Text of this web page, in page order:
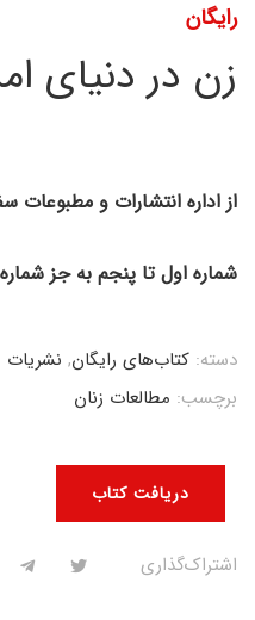
رایگان
زن در دنیای
از اداره انتشارات و مطبوعات
شماره اول تا پنجم به جز
دریافت کتاب
دسته: کتاب‌های رایگان, نشریات
برچسب: مطالعات زنان
اشتراک‌گذاری